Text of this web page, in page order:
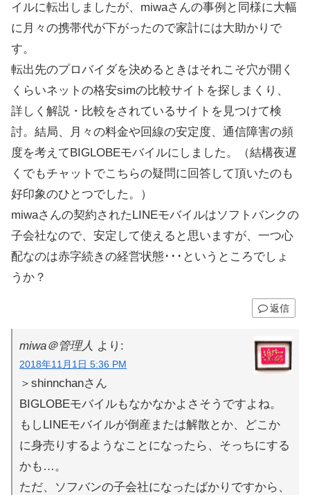
イルに転出しましたが、miwaさんの事例と同様に大幅
に月々の携帯代が下がったので家計には大助かりで
す。
転出先のプロバイダを決めるときはそれこそ穴が開く
くらいネットの格安simの比較サイトを探しまくり、
詳しく解説・比較をされているサイトを見つけて検
討。結局、月々の料金や回線の安定度、通信障害の頻
度を考えてBIGLOBEモバイルにしました。（結構夜遅
くでもチャットでこちらの疑問に回答して頂いたのも
好印象のひとつでした。）
miwaさんの契約されたLINEモバイルはソフトバンクの
子会社なので、安定して使えると思いますが、一つ心
配なのは赤字続きの経営状態･･･というところでしょ
うか？
返信
miwa＠管理人 より:
2018年11月1日 5:36 PM
＞shinnchanさん
BIGLOBEモバイルもなかなかよさそうですよね。
もしLINEモバイルが倒産または解散とか、どこか
に身売りするようなことになったら、そっちにする
かも…。
ただ、ソフバンの子会社になったばかりですから、